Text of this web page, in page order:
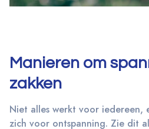
Manieren om
zakken
Niet alles werkt voor iedereen,
zich voor ontspanning. Zie dit